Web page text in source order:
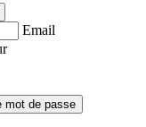
Email
mot de passe